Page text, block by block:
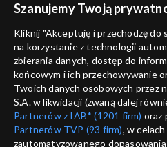
informacje o dostawcy usług
Szanujemy Twoją
Kliknij "Akceptuję i przechodzę do
na korzystanie z technologii
zbierania danych, dostęp do
końcowym i ich przechowywanie
Twoich danych osobowych przez
S.A. w likwidacji (zwaną dalej
Partnerów z IAB* (1201 firm) oraz
Partnerów TVP (93 firm), w
zautomatyzowanego